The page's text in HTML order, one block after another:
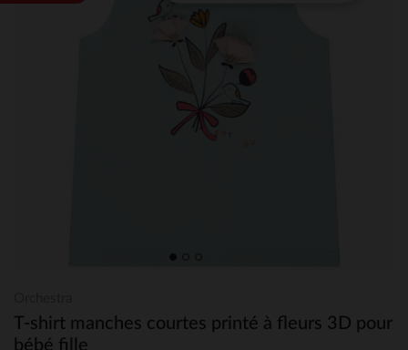
T-shirt manches courtes printé à fleurs 3D pour
bébé fille